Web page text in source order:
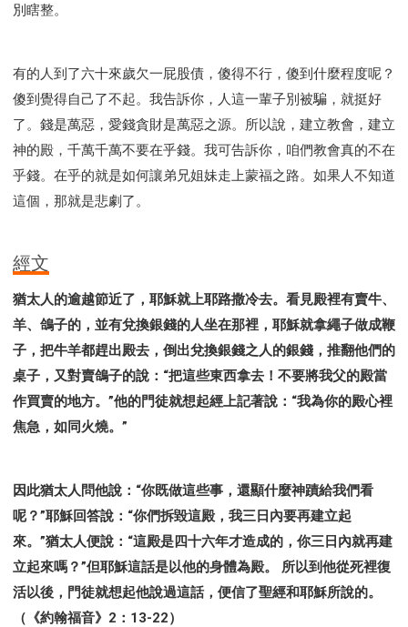
別瞎整。
有的人到了六十來歲欠一屁股債，傻得不行，傻到什麼程度呢？
傻到覺得自己了不起。我告訴你，人這一輩子別被騙，就挺好
了。錢是萬惡，愛錢貪財是萬惡之源。所以說，建立教會，建立
神的殿，千萬千萬不要在乎錢。我可告訴你，咱們教會真的不在
乎錢。在乎的就是如何讓弟兄姐妹走上蒙福之路。如果人不知道
這個，那就是悲劇了。
經文
猶太人的逾越節近了，耶穌就上耶路撒冷去。看見殿裡有賣牛、
羊、鴿子的，並有兌換銀錢的人坐在那裡，耶穌就拿繩子做成鞭
子，把牛羊都趕出殿去，倒出兌換銀錢之人的銀錢，推翻他們的
桌子，又對賣鴿子的說：“把這些東西拿去！不要將我父的殿當
作買賣的地方。”他的門徒就想起經上記著說：“我為你的殿心裡
焦急，如同火燒。”
因此猶太人問他說：“你既做這些事，還顯什麼神蹟給我們看
呢？”耶穌回答說：“你們拆毀這殿，我三日內要再建立起
來。”猶太人便說：“這殿是四十六年才造成的，你三日內就再建
立起來嗎？”但耶穌這話是以他的身體為殿。 所以到他從死裡復
活以後，門徒就想起他說過這話，便信了聖經和耶穌所說的。
（《約翰福音》2：13-22）